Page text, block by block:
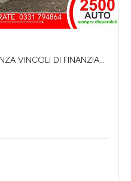
VINCOLI DI FINANZIAM